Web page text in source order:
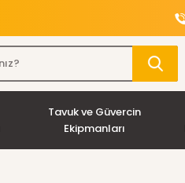
Tavuk ve Güvercin
Ekipmanları